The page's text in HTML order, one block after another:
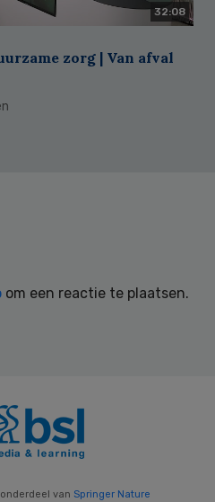
32:08
zorg | Van afval
om een reactie te plaatsen.
van Springer Nature